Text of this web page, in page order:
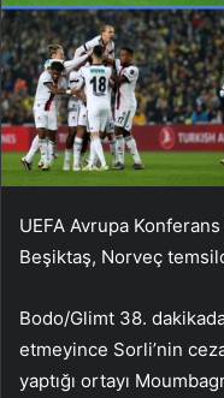
UEFA Avrupa
Beşiktaş, Norveç
Bodo/Glimt 38.
etmeyince Sorli’nin
yaptığı ortayı